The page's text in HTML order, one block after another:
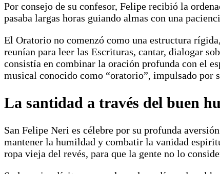
Por consejo de su confesor, Felipe recibió la
pasaba largas horas guiando almas con una
El Oratorio no comenzó como una estructura
reunían para leer las Escrituras, cantar, dialogar
consistía en combinar la oración profunda con el
musical conocido como “oratorio”, impulsado
La santidad a través del buen
San Felipe Neri es célebre por su profunda
mantener la humildad y combatir la vanidad
ropa vieja del revés, para que la gente no lo